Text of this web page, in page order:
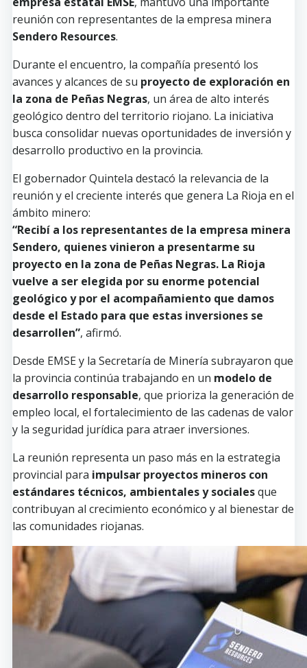
reunión con representantes de la empresa minera
Sendero Resources.
Durante el encuentro, la compañía presentó los
avances y alcances de su proyecto de exploración en
la zona de Peñas Negras, un área de alto interés
geológico dentro del territorio riojano. La iniciativa
busca consolidar nuevas oportunidades de inversión y
desarrollo productivo en la provincia.
El gobernador Quintela destacó la relevancia de la
reunión y el creciente interés que genera La Rioja en el
ámbito minero:
“Recibí a los representantes de la empresa minera
Sendero, quienes vinieron a presentarme su
proyecto en la zona de Peñas Negras. La Rioja
vuelve a ser elegida por su enorme potencial
geológico y por el acompañamiento que damos
desde el Estado para que estas inversiones se
desarrollen”, afirmó.
Desde EMSE y la Secretaría de Minería subrayaron que
la provincia continúa trabajando en un modelo de
desarrollo responsable, que prioriza la generación de
empleo local, el fortalecimiento de las cadenas de valor
y la seguridad jurídica para atraer inversiones.
La reunión representa un paso más en la estrategia
provincial para impulsar proyectos mineros con
estándares técnicos, ambientales y socialesque
contribuyan al crecimiento económico y al bienestar de
las comunidades riojanas.